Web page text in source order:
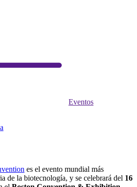
Eventos
es el evento mundial más
de la biotecnología, y se celebrará del 16